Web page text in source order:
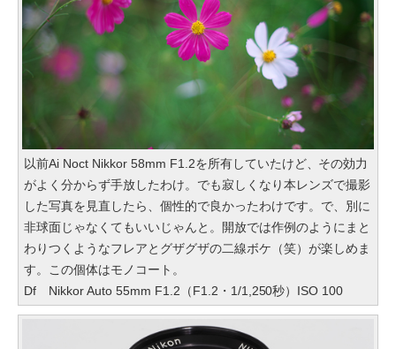
以前Ai Noct Nikkor 58mm F1.2を所有していたけど、その効力
がよく分からず手放したわけ。でも寂しくなり本レンズで撮影
した写真を見直したら、個性的で良かったわけです。で、別に
非球面じゃなくてもいいじゃんと。開放では作例のようにまと
わりつくようなフレアとグザグザの二線ボケ（笑）が楽しめま
す。この個体はモノコート。
Df Nikkor Auto 55mm F1.2（F1.2・1/1,250秒）ISO 100